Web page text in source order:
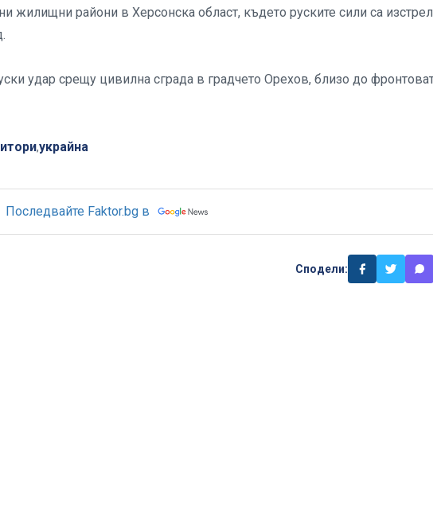
жилищни райони в Херсонска област, където руските сили са
удар срещу цивилна сграда в градчето Орeхов, близо до
,украйна
Последвайте Faktor.bg в
Сподели: